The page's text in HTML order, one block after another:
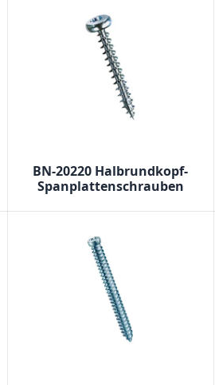
BN-20220 Halbrundkopf-
Spanplattenschrauben